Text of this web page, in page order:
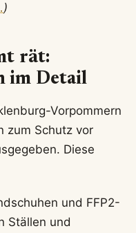
)
rät:
im Detail
Vorpommern
zum Schutz vor
Diese
und FFP2-
Ställen und